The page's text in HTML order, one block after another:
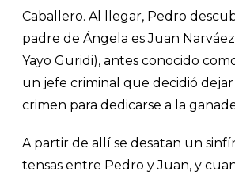
Caballero. Al llegar, Pedro
padre de Ángela es Juan
Yayo Guridi), antes conocido
un jefe criminal que decidió dejar
crimen para dedicarse a la
A partir de allí se desatan un
tensas entre Pedro y Juan, y